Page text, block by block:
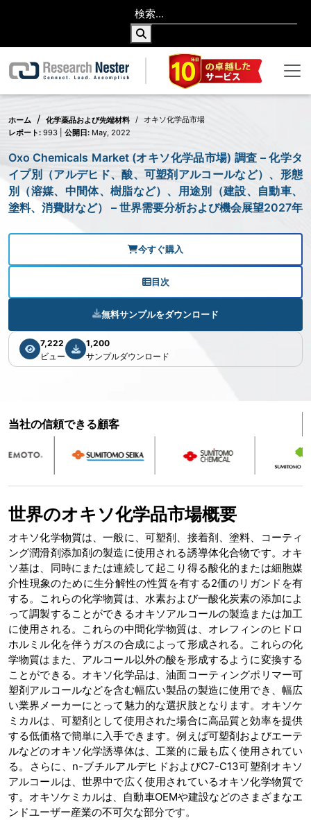
ホーム 化学薬品および先端材料
オキソ化学品市場
レポート: 993 | 公開日: May, 2022
Oxo Chemicals Market (オキソ化学品市場) 調査 – 化学タ
イプ別（アルデヒド、酸、可塑剤アルコールなど）、形態
別（溶媒、中間体、樹脂など）、用途別（建設、自動車、
塗料、消費財など） – 世界需要分析および機会展望2027年
今すぐ購入
目次
無料サンプルをダウンロード
7,222
ビュー
1,200
サンプルダウンロード
当社の信頼できる顧客
世界のオキソ化学品市場概要
オキソ化学物質は、一般に、可塑剤、接着剤、塗料、コーティ
ング潤滑剤添加剤の製造に使用される誘導体化合物です。オキ
ソ基は、同時にまたは連続して起こり得る酸化的または細胞媒
介性現象のために生分解性の性質を有する2価のリガンドを有
する。これらの化学物質は、水素および一酸化炭素の添加によ
って調製することができるオキソアルコールの製造または加工
に使用される。これらの中間化学物質は、オレフィンのヒドロ
ホルミル化を伴うガスの合成によって形成される。これらの化
学物質はまた、アルコール以外の酸を形成するように変換する
ことができる。オキソ化学品は、油面コーティングポリマー可
塑剤アルコールなどを含む幅広い製品の製造に使用でき、幅広
い業界メーカーにとって魅力的な選択肢となります。オキソケ
ミカルは、可塑剤として使用された場合に高品質と効率を提供
する低価格で簡単に入手できます。例えば可塑剤およびエーテ
ルなどのオキソ化学誘導体は、工業的に最も広く使用されてい
る。さらに、n-ブチルアルデヒドおよびC7-C13可塑剤オキソ
アルコールは、世界中で広く使用されているオキソ化学物質で
す。オキソケミカルは、自動車OEMや建設などのさまざまなエ
ンドユーザー産業の不可欠な部分です。